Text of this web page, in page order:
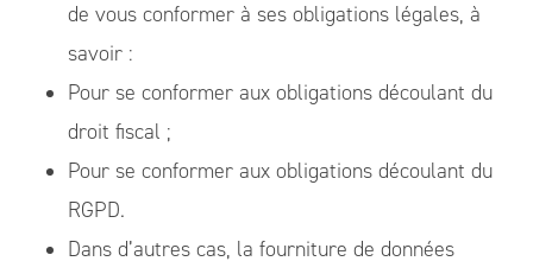
de vous conformer à ses obligations légales, à
savoir :
Pour se conformer aux obligations découlant du
droit fiscal ;
Pour se conformer aux obligations découlant du
RGPD.
Dans d’autres cas, la fourniture de données